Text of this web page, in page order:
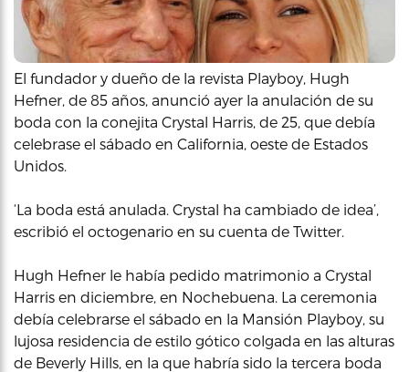
El fundador y dueño de la revista Playboy, Hugh
Hefner, de 85 años, anunció ayer la anulación de su
boda con la conejita Crystal Harris, de 25, que debía
celebrase el sábado en California, oeste de Estados
Unidos.
‘La boda está anulada. Crystal ha cambiado de idea’,
escribió el octogenario en su cuenta de Twitter.
Hugh Hefner le había pedido matrimonio a Crystal
Harris en diciembre, en Nochebuena. La ceremonia
debía celebrarse el sábado en la Mansión Playboy, su
lujosa residencia de estilo gótico colgada en las alturas
de Beverly Hills, en la que habría sido la tercera boda